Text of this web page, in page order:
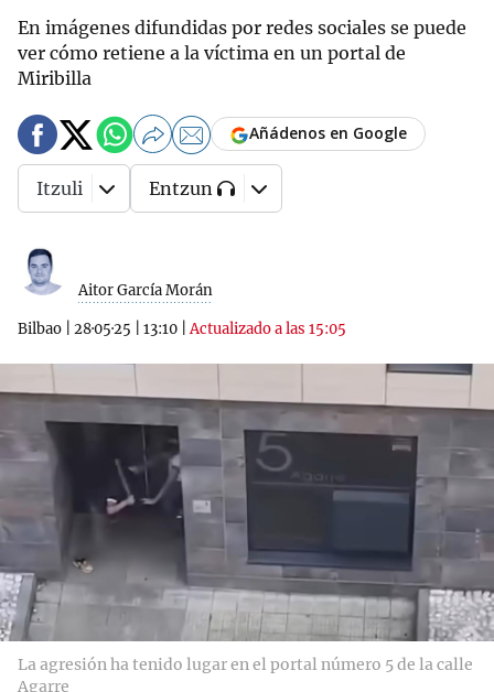
En imágenes difundidas por redes sociales se puede
ver cómo retiene a la víctima en un portal de
Miribilla
Aitor García Morán
Bilbao 28·05·25 13:10 |Actualizado a las 15:05
Añádenos en Google
Itzuli Entzun
La agresión ha tenido lugar en el portal número 5 de la calle
Agarre